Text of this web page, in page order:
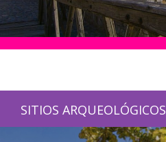
SITIOS ARQUEOLÓGICOS